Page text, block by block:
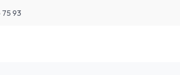
75 93